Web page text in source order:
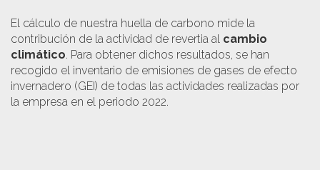
El cálculo de nuestra huella de carbono mide la
contribución de la actividad de revertia al cambio
climático . Para obtener dichos resultados, se han
recogido el inventario de emisiones de gases de efecto
invernadero (GEI) de todas las actividades realizadas por
la empresa en el periodo 2022.